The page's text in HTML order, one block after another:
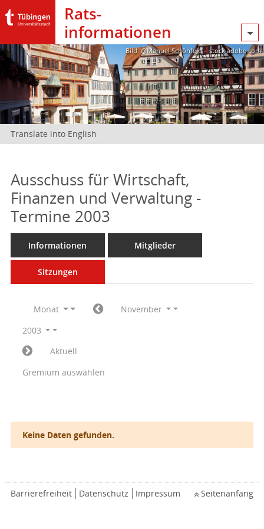
Rats­
informationen
Bild: @Manuel Schönfeld – stock.adobe.com
Translate into English
Ausschuss für Wirtschaft,
Finanzen und Verwaltung -
Termine 2003
Informationen Mitglieder
Sitzungen
Monat
November
2003
Aktuell
Gremium auswählen
Keine Daten gefunden.
Barrierefreiheit Datenschutz Impressum Seitenanfang